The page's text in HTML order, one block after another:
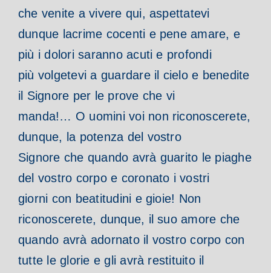
che venite a vivere qui, aspettatevi
dunque lacrime cocenti e pene amare, e
più i dolori saranno acuti e profondi
più volgetevi a guardare il cielo e benedite
il Signore per le prove che vi
manda!… O uomini voi non riconoscerete,
dunque, la potenza del vostro
Signore che quando avrà guarito le piaghe
del vostro corpo e coronato i vostri
giorni con beatitudini e gioie! Non
riconoscerete, dunque, il suo amore che
quando avrà adornato il vostro corpo con
tutte le glorie e gli avrà restituito il